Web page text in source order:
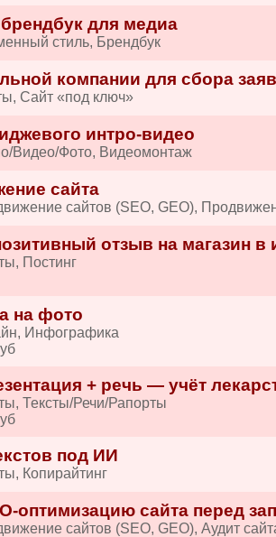
для медиа
стиль, Брендбук
компании для сбора
Сайт «под ключ»
интро-видео
Видео/Фото, Видеомонтаж
сайта
сайтов (SEO, GEO),
отзыв на магазин в
Постинг
на фото
Инфографика
+ речь — учёт
Тексты/Речи/Рапорты
под ИИ
Копирайтинг
оптимизацию сайта перед
сайтов (SEO, GEO), Аудит